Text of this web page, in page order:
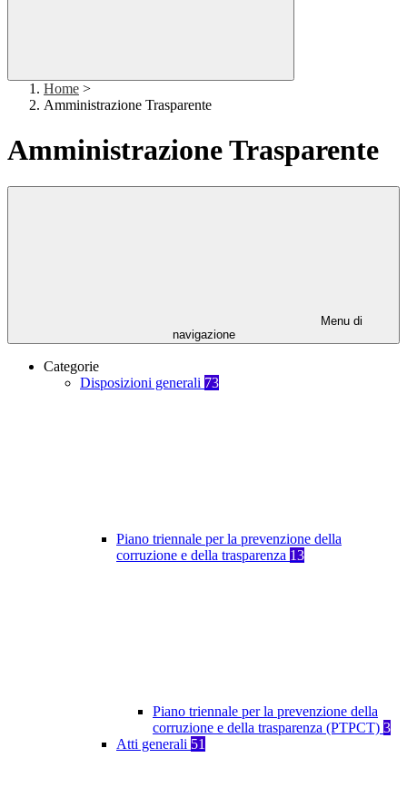
Home >
Amministrazione Trasparente
Amministrazione Trasparente
Menu di
navigazione
Categorie
Disposizioni generali 73
Piano triennale per la prevenzione della
corruzione e della trasparenza 13
Piano triennale per la prevenzione della
corruzione e della trasparenza (PTPCT) 3
Atti generali 51